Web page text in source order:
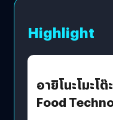
Highlight
อายิโนะโมะโ
Food